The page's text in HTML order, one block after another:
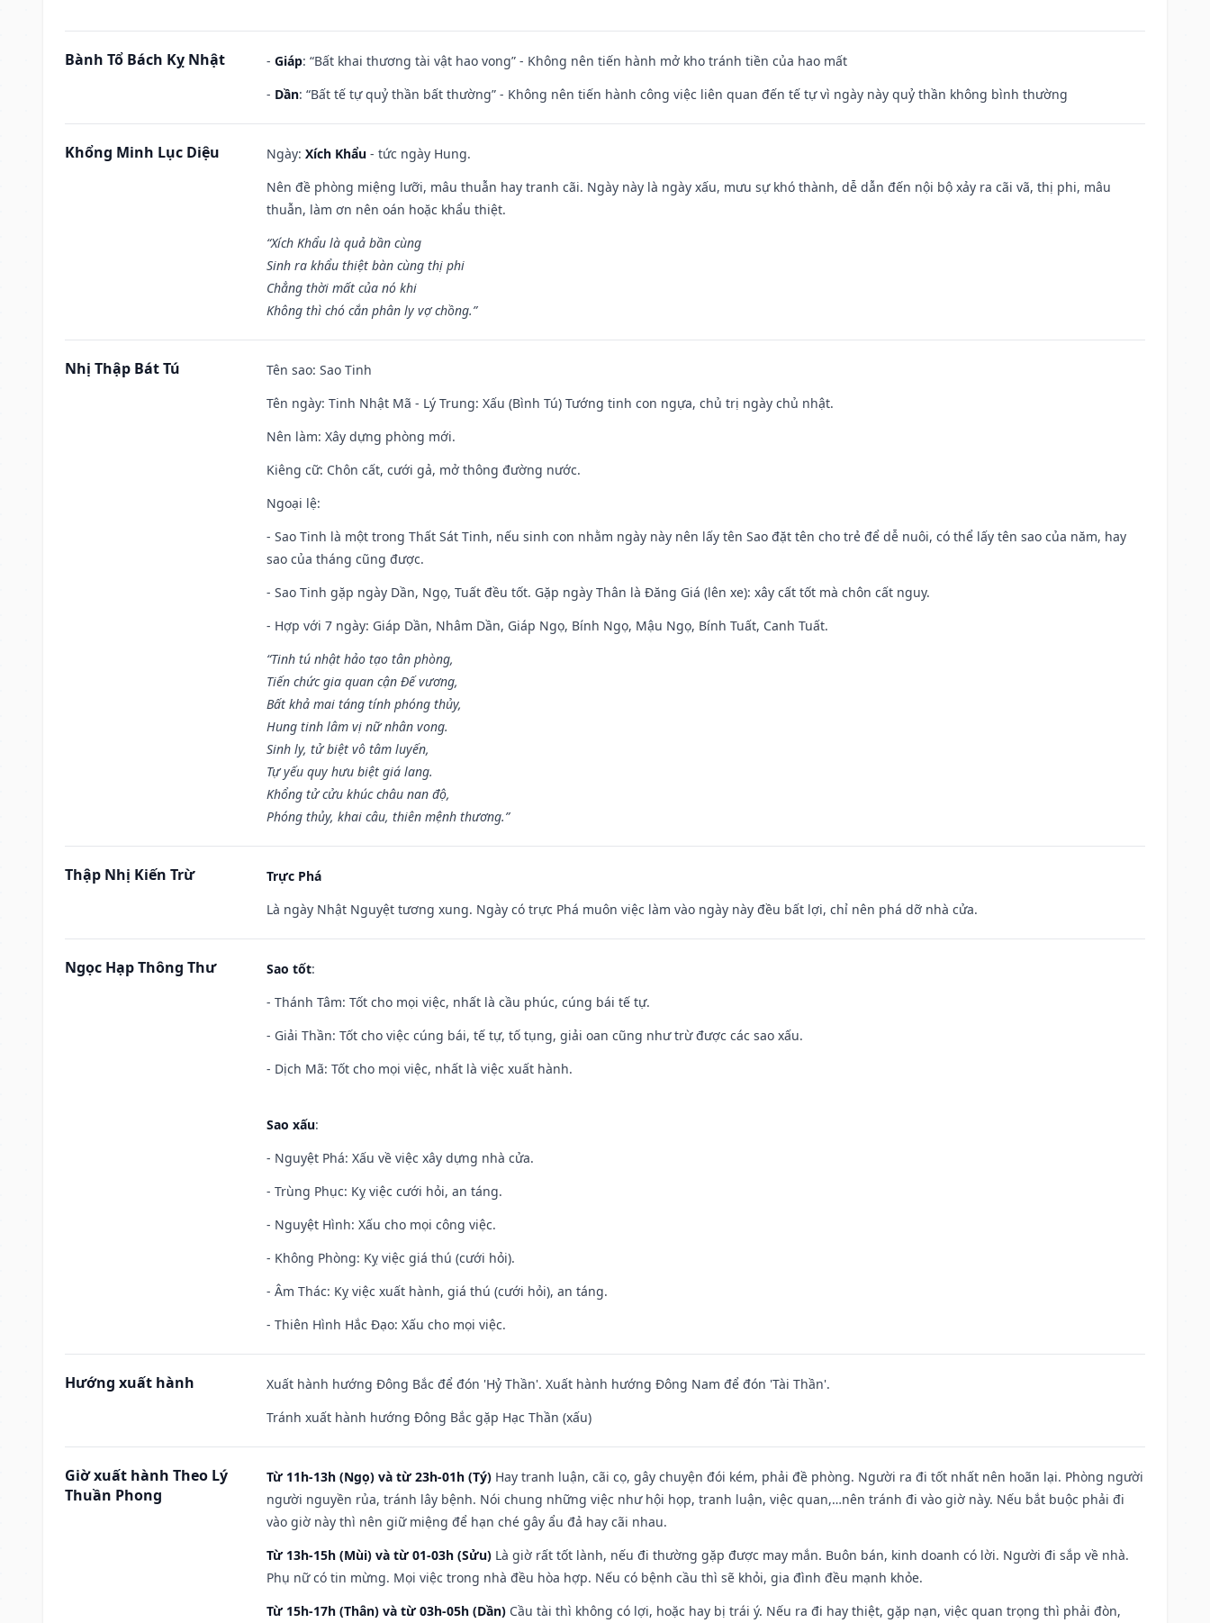
Bành Tổ Bách Kỵ Nhật - Giáp: “Bất khai thương tài vật hao vong” - Không nên tiến hành mở kho tránh tiền của hao mất
- Dần: “Bất tế tự quỷ thần bất thường” - Không nên tiến hành công việc liên quan đến tế tự vì ngày này quỷ thần không bình thường
Khổng Minh Lục Diệu Ngày: Xích Khẩu - tức ngày Hung.
Nên đề phòng miệng lưỡi, mâu thuẫn hay tranh cãi. Ngày này là ngày xấu, mưu sự khó thành, dễ dẫn đến nội bộ xảy ra cãi vã, thị phi, mâu
thuẫn, làm ơn nên oán hoặc khẩu thiệt.
“Xích Khẩu là quả bần cùng
Sinh ra khẩu thiệt bàn cùng thị phi
Chẳng thời mất của nó khi
Không thì chó cắn phân ly vợ chồng.”
Nhị Thập Bát Tú Tên sao: Sao Tinh
Tên ngày: Tinh Nhật Mã - Lý Trung: Xấu (Bình Tú) Tướng tinh con ngựa, chủ trị ngày chủ nhật.
Nên làm: Xây dựng phòng mới.
Kiêng cữ: Chôn cất, cưới gả, mở thông đường nước.
Ngoại lệ:
- Sao Tinh là một trong Thất Sát Tinh, nếu sinh con nhằm ngày này nên lấy tên Sao đặt tên cho trẻ để dễ nuôi, có thể lấy tên sao của năm, hay
sao của tháng cũng được.
- Sao Tinh gặp ngày Dần, Ngọ, Tuất đều tốt. Gặp ngày Thân là Đăng Giá (lên xe): xây cất tốt mà chôn cất nguy.
- Hợp với 7 ngày: Giáp Dần, Nhâm Dần, Giáp Ngọ, Bính Ngọ, Mậu Ngọ, Bính Tuất, Canh Tuất.
“Tinh tú nhật hảo tạo tân phòng,
Tiến chức gia quan cận Đế vương,
Bất khả mai táng tính phóng thủy,
Hung tinh lâm vị nữ nhân vong.
Sinh ly, tử biệt vô tâm luyến,
Tự yếu quy hưu biệt giá lang.
Khổng tử cửu khúc châu nan độ,
Phóng thủy, khai câu, thiên mệnh thương.”
Thập Nhị Kiến Trừ
Trực Phá
Là ngày Nhật Nguyệt tương xung. Ngày có trực Phá muôn việc làm vào ngày này đều bất lợi, chỉ nên phá dỡ nhà cửa.
Ngọc Hạp Thông Thư Sao tốt:
- Thánh Tâm: Tốt cho mọi việc, nhất là cầu phúc, cúng bái tế tự.
- Giải Thần: Tốt cho việc cúng bái, tế tự, tố tụng, giải oan cũng như trừ được các sao xấu.
- Dịch Mã: Tốt cho mọi việc, nhất là việc xuất hành.
Sao xấu:
- Nguyệt Phá: Xấu về việc xây dựng nhà cửa.
- Trùng Phục: Kỵ việc cưới hỏi, an táng.
- Nguyệt Hình: Xấu cho mọi công việc.
- Không Phòng: Kỵ việc giá thú (cưới hỏi).
- Âm Thác: Kỵ việc xuất hành, giá thú (cưới hỏi), an táng.
- Thiên Hình Hắc Đạo: Xấu cho mọi việc.
Hướng xuất hành
Xuất hành hướng Đông Bắc để đón 'Hỷ Thần'. Xuất hành hướng Đông Nam để đón 'Tài Thần'.
Tránh xuất hành hướng Đông Bắc gặp Hạc Thần (xấu)
Giờ xuất hành Theo Lý
Thuần Phong
Từ 11h-13h (Ngọ) và từ 23h-01h (Tý) Hay tranh luận, cãi cọ, gây chuyện đói kém, phải đề phòng. Người ra đi tốt nhất nên hoãn lại. Phòng người
người nguyền rủa, tránh lây bệnh. Nói chung những việc như hội họp, tranh luận, việc quan,…nên tránh đi vào giờ này. Nếu bắt buộc phải đi
vào giờ này thì nên giữ miệng để hạn ché gây ẩu đả hay cãi nhau.
Từ 13h-15h (Mùi) và từ 01-03h (Sửu) Là giờ rất tốt lành, nếu đi thường gặp được may mắn. Buôn bán, kinh doanh có lời. Người đi sắp về nhà.
Phụ nữ có tin mừng. Mọi việc trong nhà đều hòa hợp. Nếu có bệnh cầu thì sẽ khỏi, gia đình đều mạnh khỏe.
Từ 15h-17h (Thân) và từ 03h-05h (Dần) Cầu tài thì không có lợi, hoặc hay bị trái ý. Nếu ra đi hay thiệt, gặp nạn, việc quan trọng thì phải đòn,